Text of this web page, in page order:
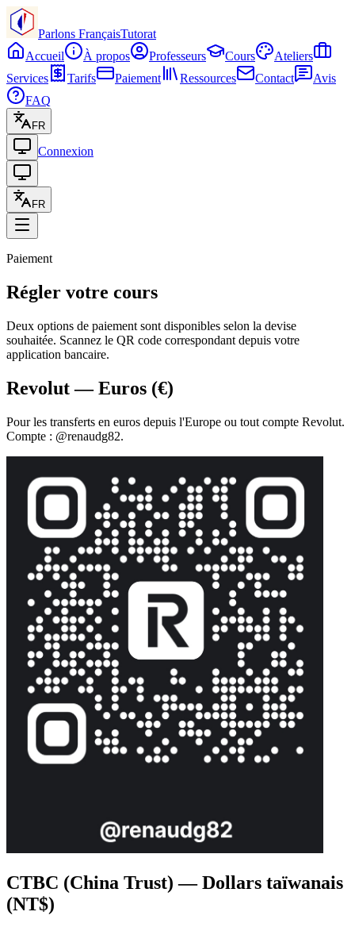
Parlons FrançaisTutorat
Accueil
À propos Professeurs Cours
Ateliers
Services
Tarifs Paiement Ressources Contact
Avis
FAQ
FR
Connexion
FR
Paiement
Régler votre cours
Deux options de paiement sont disponibles selon la devise
souhaitée. Scannez le QR code correspondant depuis votre
application bancaire.
Revolut — Euros (€)
Pour les transferts en euros depuis l'Europe ou tout compte Revolut.
Compte : @renaudg82.
CTBC (China Trust) — Dollars taïwanais
(NT$)